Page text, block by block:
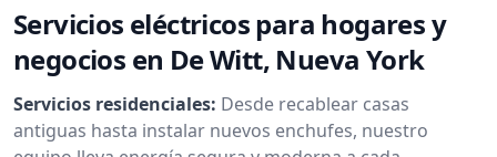
Servicios eléctricos para hogares y
negocios en De Witt, Nueva York
Servicios residenciales: Desde recablear casas
antiguas hasta instalar nuevos enchufes, nuestro